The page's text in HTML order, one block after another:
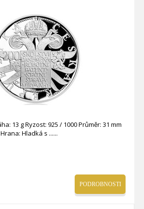
13 g Ryzost: 925 / 1000 Průměr: 31 mm
Provedení: PROOF Hrana: Hladká s ...
PODROBNOSTI